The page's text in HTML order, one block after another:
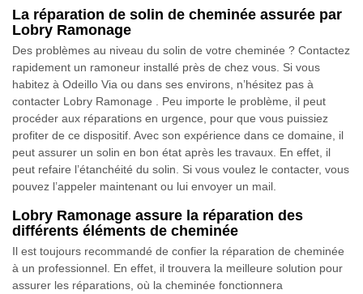
La réparation de solin de cheminée assurée par
Lobry Ramonage
Des problèmes au niveau du solin de votre cheminée ? Contactez
rapidement un ramoneur installé près de chez vous. Si vous
habitez à Odeillo Via ou dans ses environs, n’hésitez pas à
contacter Lobry Ramonage . Peu importe le problème, il peut
procéder aux réparations en urgence, pour que vous puissiez
profiter de ce dispositif. Avec son expérience dans ce domaine, il
peut assurer un solin en bon état après les travaux. En effet, il
peut refaire l’étanchéité du solin. Si vous voulez le contacter, vous
pouvez l’appeler maintenant ou lui envoyer un mail.
Lobry Ramonage assure la réparation des
différents éléments de cheminée
Il est toujours recommandé de confier la réparation de cheminée
à un professionnel. En effet, il trouvera la meilleure solution pour
assurer les réparations, où la cheminée fonctionnera